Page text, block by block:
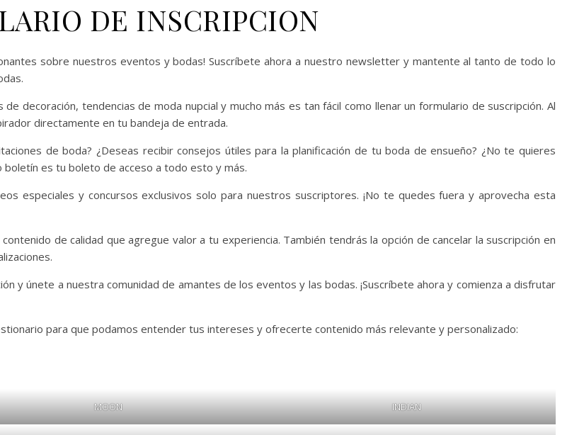
DE INSCRIPCION
sobre nuestros eventos y bodas! Suscríbete ahora a nuestro newsletter y mantente al tanto de todo lo
decoración, tendencias de moda nupcial y mucho más es tan fácil como llenar un formulario de suscripción. Al
directamente en tu bandeja de entrada.
de boda? ¿Deseas recibir consejos útiles para la planificación de tu boda de ensueño? ¿No te quieres
es tu boleto de acceso a todo esto y más.
especiales y concursos exclusivos solo para nuestros suscriptores. ¡No te quedes fuera y aprovecha esta
de calidad que agregue valor a tu experiencia. También tendrás la opción de cancelar la suscripción en
y únete a nuestra comunidad de amantes de los eventos y las bodas. ¡Suscríbete ahora y comienza a disfrutar
para que podamos entender tus intereses y ofrecerte contenido más relevante y personalizado:
MOON INDIAN